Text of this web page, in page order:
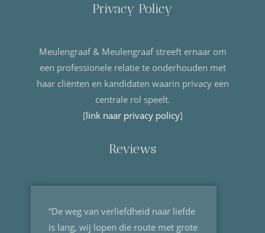
Privacy Policy
Meulengraaf & Meulengraaf streeft ernaar om
een professionele relatie te onderhouden met
haar cliënten en kandidaten waarin privacy een
centrale rol speelt.
[link naar privacy policy]
Reviews
“De weg van verliefdheid naar liefde
is lang, wij lopen die route met grote